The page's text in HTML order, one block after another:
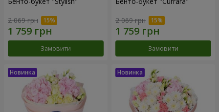
2 069 грн
Замовити
2 069 грн
Замовити